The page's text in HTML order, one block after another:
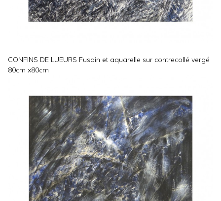
CONFINS DE LUEURS Fusain et aquarelle sur contrecollé vergé
80cm x80cm